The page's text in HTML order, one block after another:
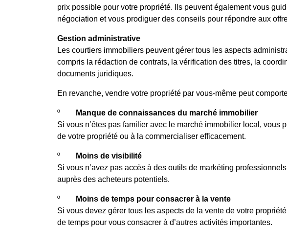
prix possible pour votre propriété. Ils peuvent également vous
négociation et vous prodiguer des conseils pour répondre aux
Gestion administrative
Les courtiers immobiliers peuvent gérer tous les aspects
compris la rédaction de contrats, la vérification des titres, la
documents juridiques.
En revanche, vendre votre propriété par vous-même peut
º
Manque de connaissances du marché immobilier
Si vous n’êtes pas familier avec le marché immobilier local, vous
de votre propriété ou à la commercialiser efficacement.
º
Moins de visibilité
Si vous n’avez pas accès à des outils de markéting
auprès des acheteurs potentiels.
º
Moins de temps pour consacrer à la vente
Si vous devez gérer tous les aspects de la vente de votre
de temps pour vous consacrer à d’autres activités importantes.